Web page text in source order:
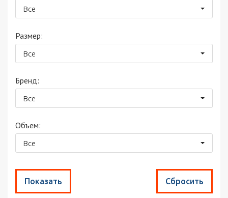
Все
Размер:
Все
Бренд:
Все
Объем:
Все